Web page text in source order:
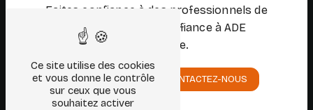
Faites confiance à des professionnels de
confiance, faites confiance à ADE
Dépannage.
EN SAVOIR PLUS CONTACTEZ-NOUS
Ce site utilise des cookies
et vous donne le contrôle
sur ceux que vous
souhaitez activer